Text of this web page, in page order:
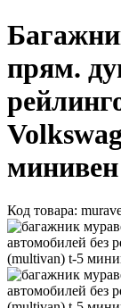
прям.
Код товара: